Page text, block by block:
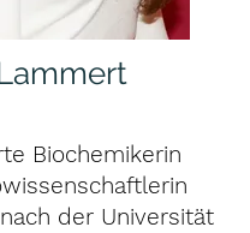
Biochemikerin
der Universität